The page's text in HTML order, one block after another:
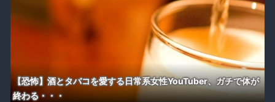
【恐怖】酒とタバコを愛する日常系女性YouTuber、ガチで体が
終わる・・・